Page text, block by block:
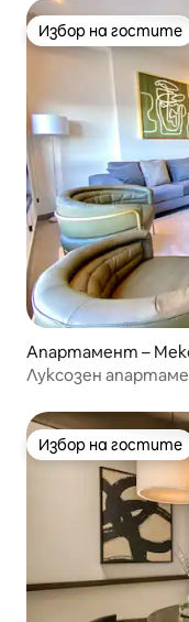
Избор на гостите
Избор на гостите
Апартамент –
Луксозен
Избор на гостите
Избор на гостите